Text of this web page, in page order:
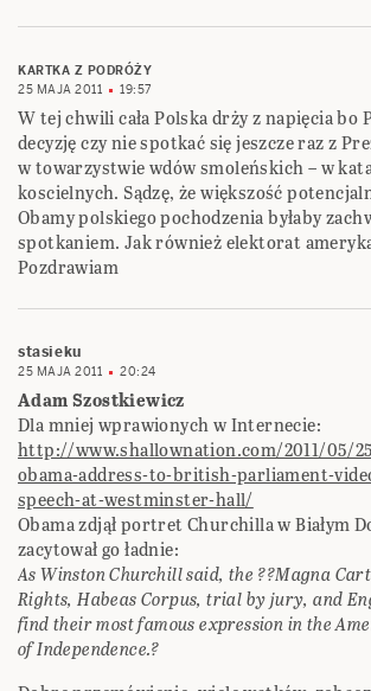
KARTKA Z PODRÓŻY
25 MAJA 2011
19:57
W tej chwili cała Polska drży z napięcia bo
decyzję czy nie spotkać się jeszcze raz z
w towarzystwie wdów smoleńskich – w
koscielnych. Sądzę, że większość
Obamy polskiego pochodzenia byłaby
spotkaniem. Jak również elektorat
Pozdrawiam
stasieku
25 MAJA 2011 20:24
Adam Szostkiewicz
Dla mniej wprawionych w Internecie:
http://www.shallownation.com/2011/05/
obama-address-to-british-parliament-
speech-at-westminster-hall/
Obama zdjął portret Churchilla w Białym
zacytował go ładnie:
As Winston Churchill said, the ??Magna
Rights, Habeas Corpus, trial by jury, and
find their most famous expression in the
of Independence.?